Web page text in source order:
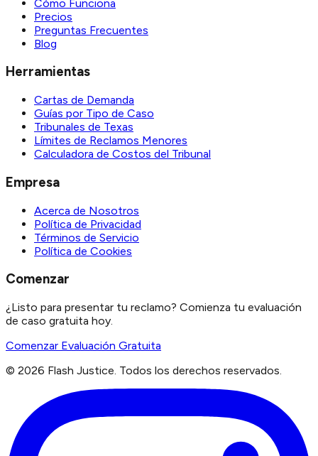
Cómo Funciona
Precios
Preguntas Frecuentes
Blog
Herramientas
Cartas de Demanda
Guías por Tipo de Caso
Tribunales de Texas
Límites de Reclamos Menores
Calculadora de Costos del Tribunal
Empresa
Acerca de Nosotros
Política de Privacidad
Términos de Servicio
Política de Cookies
Comenzar
¿Listo para presentar tu reclamo? Comienza tu evaluación
de caso gratuita hoy.
Comenzar Evaluación Gratuita
© 2026 Flash Justice. Todos los derechos reservados.